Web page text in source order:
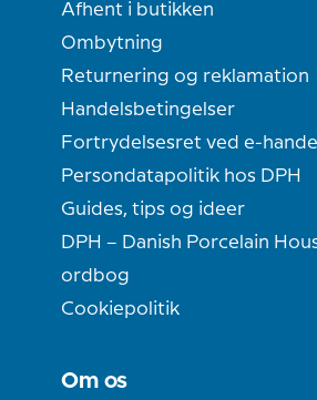
Afhent i butikken
Ombytning
Returnering og reklamation
Handelsbetingelser
Fortrydelsesret ved e-handel
Persondatapolitik hos DPH
Guides, tips og ideer
DPH – Danish Porcelain
ordbog
Cookiepolitik
Om os